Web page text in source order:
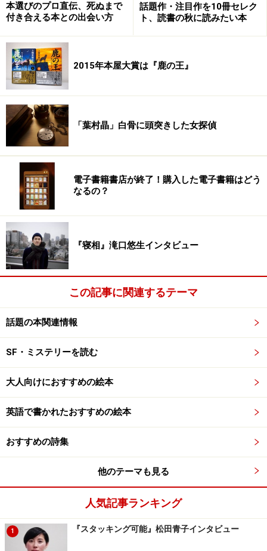
は、少々複雑だ。
貴子と融は、異母兄弟なのである。
貴子は、融の父親がダブル不倫をしていた女性との間に
生まれた子どもである。その女性、すなわち、貴子の母
は、当時の夫と離婚後、女手ひとつで、娘を育て上げ
た。一方、融の父親は、結局、家庭を捨てることはでき
ず、家族との軋轢を抱えたまま、癌でこの世を去ったの
だ。
奇しくも、貴子と同級生になった融は、母親父親がいな
いにも関わらず、やり手の母親のおかげで裕福にのんび
りと育った貴子を憎しみに近い視線で凝視しつつ、無視
をする。その視線を受け、後ろめたいような複雑な感情
を抱いたまま、三年間を過ごした貴子は、卒業を前に決
心をしたのだった。「このまま卒業するのはいや」。そ
して、そのきっかけを高校最後の歩行祭に求めた貴子の
もとに、アメリカに転校していった友人、杏奈から奇妙
な手紙が届く。
――去年、おまじないを掛けといた。貴子たちの悩みが解
融との事情を誰にも話しことのない貴子。手紙は、何を
る。
だが、貴子の「想い」は遂げられないまま、ゴールは次
第に近づく。積み重なる疲労、去来する想い。このま
ま、高校最後の歩行祭は終ってしまうのか？そんなと
き、小さな奇跡が・・・
※記事内容は執筆時点のものです。最新の内容をご確認くださ
本選びのプロ直伝、死ぬまで
付き合える本との出会い方
話題作・注目作を10冊セレク
ト、読書の秋に読みたい本
2015年本屋大賞は『鹿の王』
「葉村晶」白骨に頭突きした女探偵
電子書籍書店が終了！購入した電子書籍はどう
なるの？
『寝相』滝口悠生インタビュー
この記事に関連するテーマ
話題の本関連情報
SF・ミステリーを読む
大人向けにおすすめの絵本
英語で書かれたおすすめの絵本
おすすめの詩集
他のテーマも見る
人気記事ランキング
1 『スタッキング可能』松田青子インタビュー